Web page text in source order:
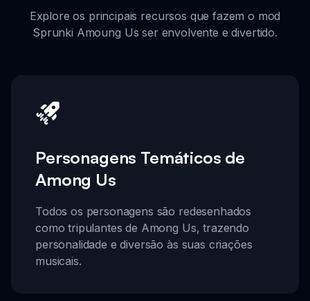
Explore os principais recursos que fazem o mod
Sprunki Amoung Us ser envolvente e divertido.
Personagens Temáticos de
Among Us
Todos os personagens são redesenhados
como tripulantes de Among Us, trazendo
personalidade e diversão às suas criações
musicais.